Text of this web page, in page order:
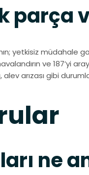
yetkisiz müdahale
ve 187’yi
arızası gibi
ne